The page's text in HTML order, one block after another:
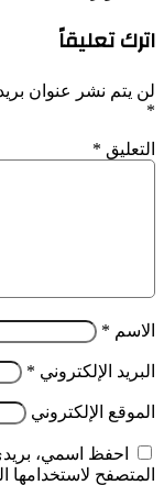
اترك تعليقاً
لن يتم نشر عنوان
*
التعليق *
الاسم *
البريد الإلكتروني *
الموقع الإلكتروني
احفظ اسمي،
المتصفح لاستخدامها